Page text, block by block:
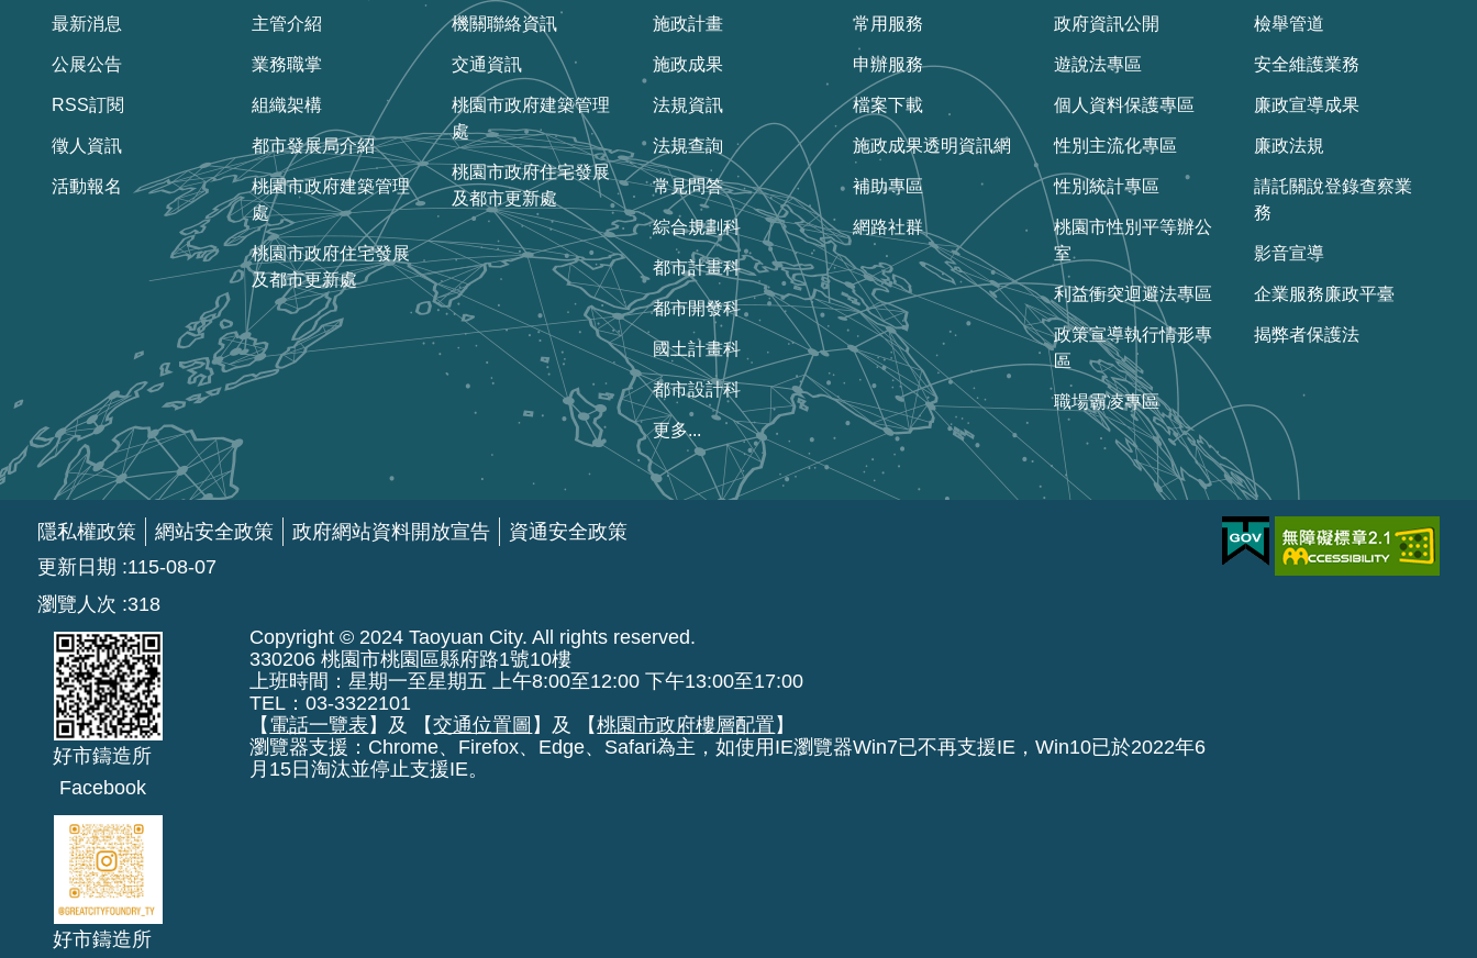
最新消息
公展公告
RSS訂閱
徵人資訊
活動報名
主管介紹
業務職掌
組織架構
都市發展局介紹
桃園市政府建築管理
處
桃園市政府住宅發展
及都市更新處
機關聯絡資訊
交通資訊
桃園市政府建築管理
處
桃園市政府住宅發展
及都市更新處
施政計畫
施政成果
法規資訊
法規查詢
常見問答
綜合規劃科
都市計畫科
都市開發科
國土計畫科
都市設計科
更多...
常用服務
申辦服務
檔案下載
施政成果透明資訊網
補助專區
網路社群
政府資訊公開
遊說法專區
個人資料保護專區
性別主流化專區
性別統計專區
桃園市性別平等辦公
室
利益衝突迴避法專區
政策宣導執行情形專
區
職場霸凌專區
檢舉管道
安全維護業務
廉政宣導成果
廉政法規
請託關說登錄查察業
務
影音宣導
企業服務廉政平臺
揭弊者保護法
隱私權政策 網站安全政策 政府網站資料開放宣告
資通安全政策
更新日期
115-08-07
瀏覽人次
318
好市鑄造所
Facebook
好市鑄造所
Copyright © 2024 Taoyuan City. All rights reserved.
330206 桃園市桃園區縣府路1號10樓
上班時間：星期一至星期五 上午8:00至12:00 下午13:00至17:00
TEL：03-3322101
【 電話一覽表 】及 【交通位置圖 】及 【桃園市政府樓層配置 】
瀏覽器支援：Chrome、Firefox、Edge、Safari為主，如使用IE瀏覽器Win7已不再支援IE，Win10已於2022年6
月15日淘汰並停止支援IE。